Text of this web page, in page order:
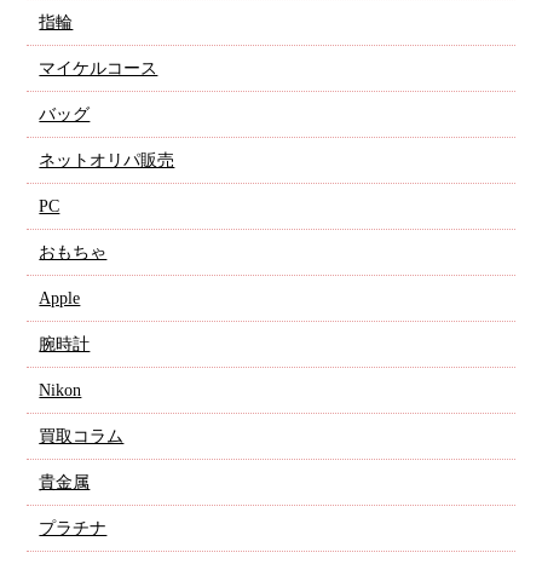
指輪
マイケルコース
バッグ
ネットオリパ販売
PC
おもちゃ
Apple
腕時計
Nikon
買取コラム
貴金属
プラチナ